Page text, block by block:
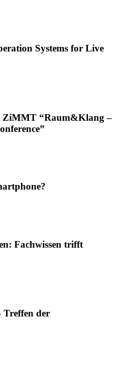
Systems for Live
ZiMMT “Raum&Klang –
Fachwissen trifft
der